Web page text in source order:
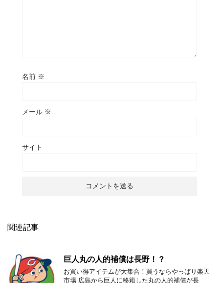
名前 ※
メール ※
サイト
関連記事
巨人丸の人的補償は長野！？
お買い得アイテムが大集合！買うならやっぱり楽天
市場 広島から巨人に移籍した丸の人的補償が長